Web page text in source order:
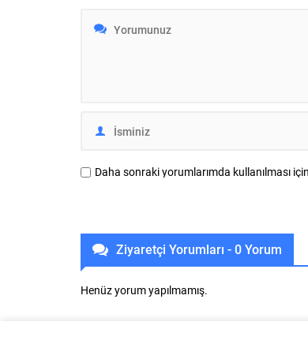
dernekleri ve kooperatif stantları yoğun...
Daha sonraki yorumlarımda kullanılması
Ziyaretçi Yorumları - 0 Yorum
Henüz yorum yapılmamış.